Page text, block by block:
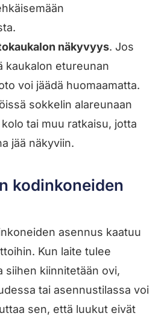
näkyvyys. Jos
kaukalon etureunan
voi jäädä huomaamatta.
sokkelin alareunaan
tai muu ratkaisu, jotta
jää näkyviin.
kodinkoneiden
asennus kaatuu
Kun laite tulee
siihen kiinnitetään ovi,
tai asennustilassa voi
sen, että luukut eivät